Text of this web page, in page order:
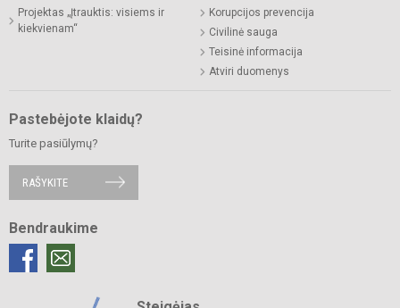
Projektas „Įtrauktis: visiems ir
kiekvienam“
Korupcijos prevencija
Civilinė sauga
Teisinė informacija
Atviri duomenys
Pastebėjote klaidų?
Turite pasiūlymų?
RAŠYKITE
Bendraukime